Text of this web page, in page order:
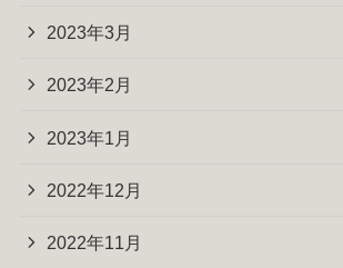
2023年3月
2023年2月
2023年1月
2022年12月
2022年11月